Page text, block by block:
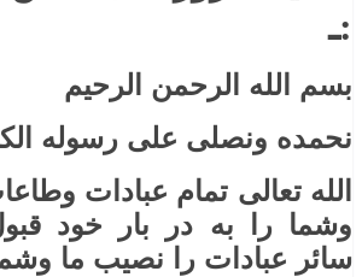
:ـ
بسم الله الرحمن الرحیم
نحمده ونصلی علی رسوله
الله تعالی تمام عبادات
وشما را به در بار خود
سائر عبادات را نصیب ما